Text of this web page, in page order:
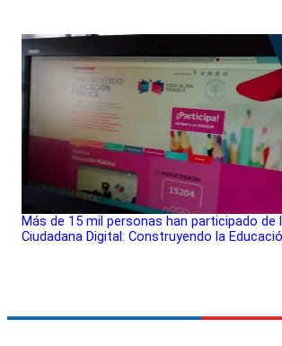
Más de 15 mil personas han participado de
Ciudadana Digital: Construyendo la